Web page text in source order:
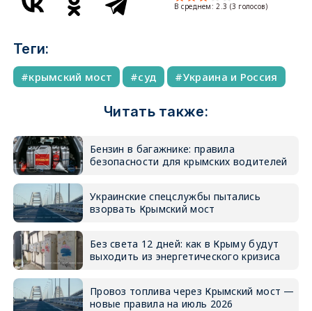
В среднем: 2.3 (3 голосов)
Теги:
крымский мост суд Украина и Россия
Читать также:
Бензин в багажнике: правила
безопасности для крымских водителей
Украинские спецслужбы пытались
взорвать Крымский мост
Без света 12 дней: как в Крыму будут
выходить из энергетического кризиса
Провоз топлива через Крымский мост —
новые правила на июль 2026